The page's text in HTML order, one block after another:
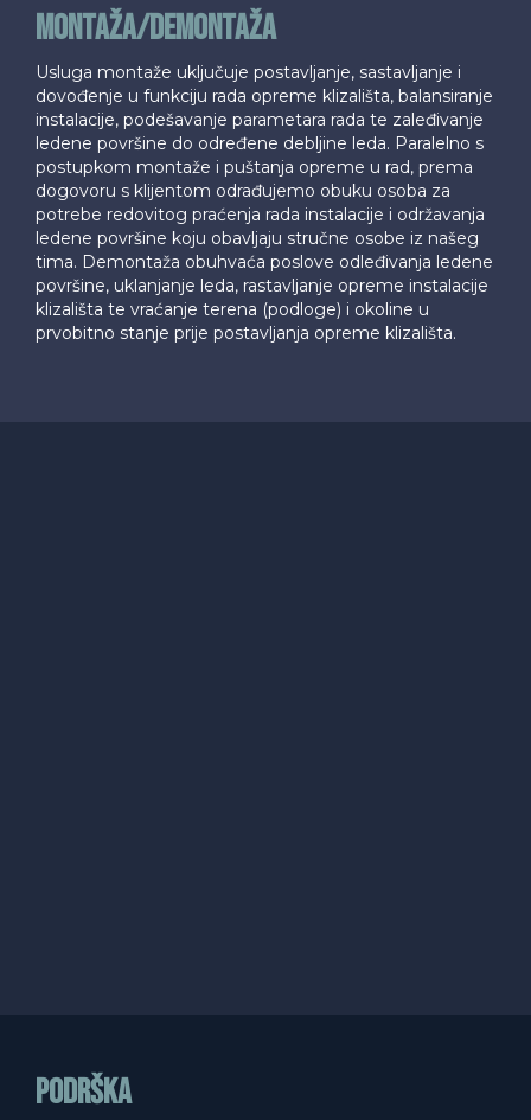
Montaža/Demontaža
Usluga montaže uključuje postavljanje, sastavljanje i
dovođenje u funkciju rada opreme klizališta, balansiranje
instalacije, podešavanje parametara rada te zaleđivanje
ledene površine do određene debljine leda. Paralelno s
postupkom montaže i puštanja opreme u rad, prema
dogovoru s klijentom odrađujemo obuku osoba za
potrebe redovitog praćenja rada instalacije i održavanja
ledene površine koju obavljaju stručne osobe iz našeg
tima. Demontaža obuhvaća poslove odleđivanja ledene
površine, uklanjanje leda, rastavljanje opreme instalacije
klizališta te vraćanje terena (podloge) i okoline u
prvobitno stanje prije postavljanja opreme klizališta.
Podrška